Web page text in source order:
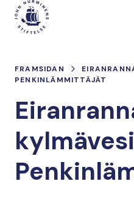
Hoppa
innehåll
Main
FRAMSIDAN
PENKINLÄMMITTÄJÄT